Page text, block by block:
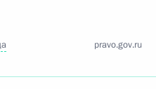
pravo.gov.ru